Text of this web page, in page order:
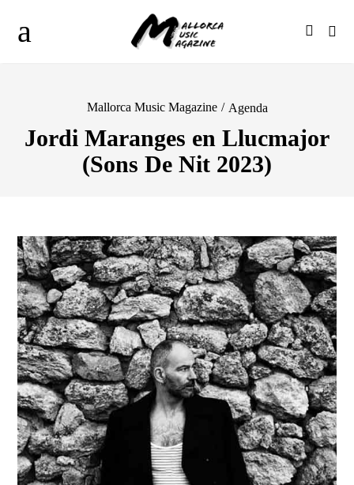
Mallorca Music Magazine / Agenda
Jordi Maranges en Llucmajor
(Sons De Nit 2023)